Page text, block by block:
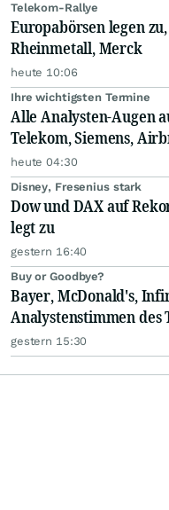
Telekom-Rallye
Europabörsen legen
Rheinmetall, Merck
heute 10:06
Ihre wichtigsten Termine
Alle Analysten-Augen
Telekom, Siemens,
heute 04:30
Disney, Fresenius stark
Dow und DAX auf
legt zu
gestern 16:40
Buy or Goodbye?
Bayer, McDonald's,
Analystenstimmen des
gestern 15:30